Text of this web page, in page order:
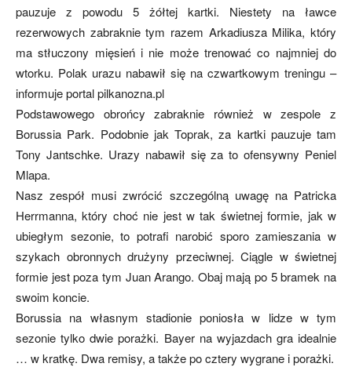
pauzuje z powodu 5 żółtej kartki. Niestety na ławce
rezerwowych zabraknie tym razem Arkadiusza Milika, który
ma stłuczony mięsień i nie może trenować co najmniej do
wtorku. Polak urazu nabawił się na czwartkowym treningu –
informuje portal pilkanozna.pl
Podstawowego obrońcy zabraknie również w zespole z
Borussia Park. Podobnie jak Toprak, za kartki pauzuje tam
Tony Jantschke. Urazy nabawił się za to ofensywny Peniel
Mlapa.
Nasz zespół musi zwrócić szczególną uwagę na Patricka
Herrmanna, który choć nie jest w tak świetnej formie, jak w
ubiegłym sezonie, to potrafi narobić sporo zamieszania w
szykach obronnych drużyny przeciwnej. Ciągle w świetnej
formie jest poza tym Juan Arango. Obaj mają po 5 bramek na
swoim koncie.
Borussia na własnym stadionie poniosła w lidze w tym
sezonie tylko dwie porażki. Bayer na wyjazdach gra idealnie
… w kratkę. Dwa remisy, a także po cztery wygrane i porażki.